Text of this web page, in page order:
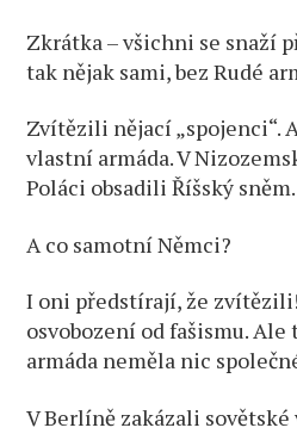
Zkrátka – všichni se snaží
tak nějak sami, bez Rudé
Zvítězili nějací „spojenci“.
vlastní armáda. V
Poláci obsadili Říšský sněm.
A co samotní Němci?
I oni předstírají, že
osvobození od fašismu. Ale
armáda neměla nic
V Berlíně zakázali